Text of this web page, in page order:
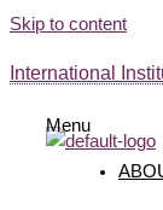
Skip to content
International
Menu